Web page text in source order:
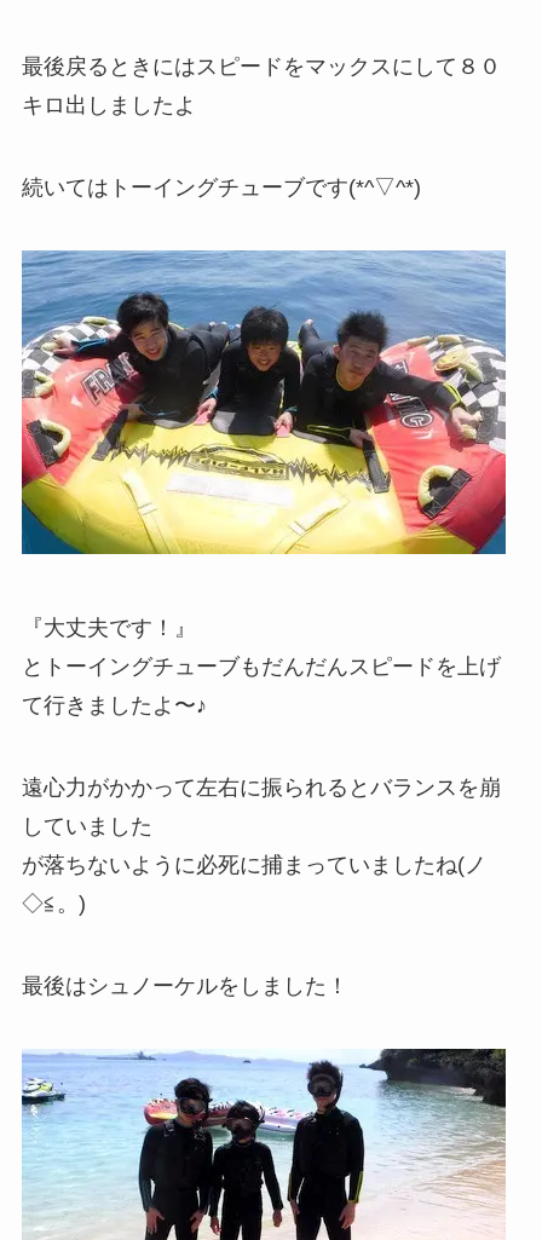
最後戻るときにはスピードをマックスにして８０
キロ出しましたよ
続いてはトーイングチューブです(*^▽^*)
『大丈夫です！』
とトーイングチューブもだんだんスピードを上げ
て行きましたよ〜♪
遠心力がかかって左右に振られるとバランスを崩
していました
が落ちないように必死に捕まっていましたね(ノ
◇≦。)
最後はシュノーケルをしました！